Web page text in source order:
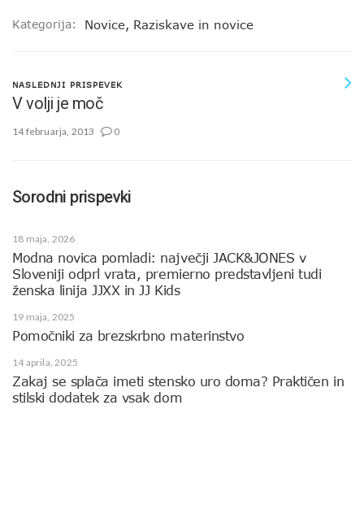
Kategorija: Novice, Raziskave in novice
NASLEDNJI PRISPEVEK
V volji je moč
14 februarja, 2013 0
Sorodni prispevki
18 maja, 2026
Modna novica pomladi: največji JACK&JONES v
Sloveniji odprl vrata, premierno predstavljeni tudi
ženska linija JJXX in JJ Kids
19 maja, 2025
Pomočniki za brezskrbno materinstvo
14 aprila, 2025
Zakaj se splača imeti stensko uro doma? Praktičen in
stilski dodatek za vsak dom